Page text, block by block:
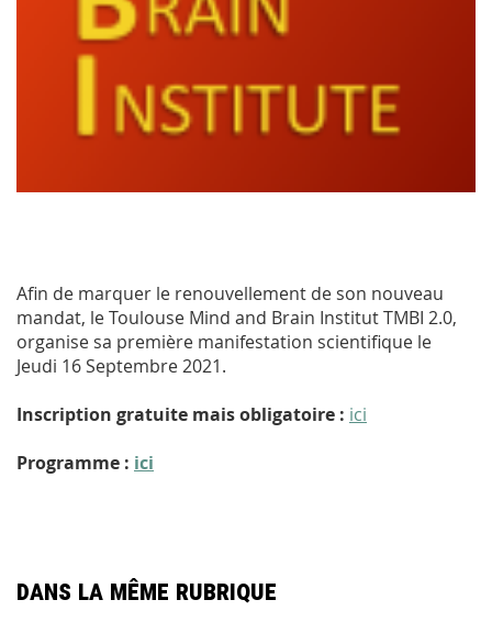
Afin de marquer le renouvellement de son nouveau
mandat, le Toulouse Mind and Brain Institut TMBI 2.0,
organise sa première manifestation scientifique le
Jeudi 16 Septembre 2021.
Inscription gratuite mais obligatoire : ici
Programme : ici
Dans la même rubrique